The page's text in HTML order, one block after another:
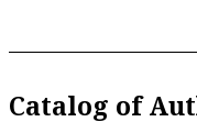
Catalog of